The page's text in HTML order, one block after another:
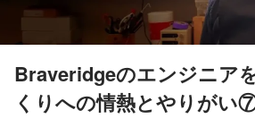
Braveridgeのエンジニア
くりへの情熱とやりがい